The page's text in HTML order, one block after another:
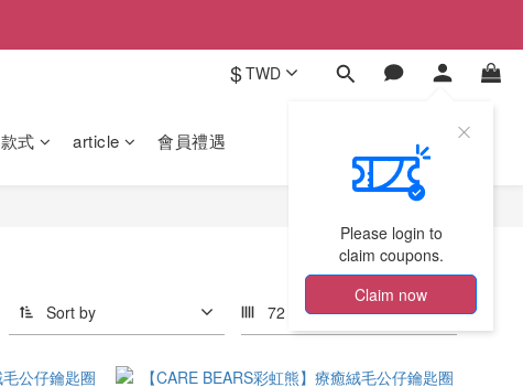
$TWD
Please login to
claim coupons.
Claim now
款式 article 會員禮遇
Sort by 72 Items per page